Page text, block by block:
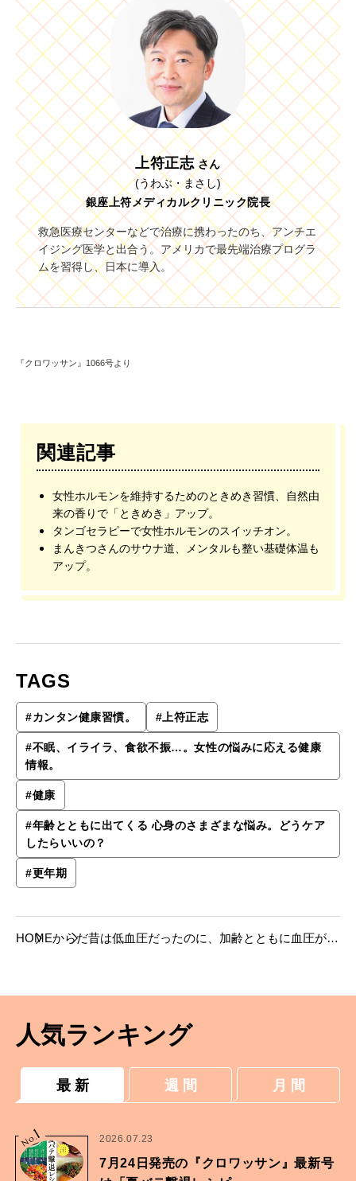
上符正志 さん
(うわぶ・まさし)
銀座上符メディカルクリニック院長
救急医療センターなどで治療に携わったのち、アンチエ
イジング医学と出合う。アメリカで最先端治療プログラ
ムを習得し、日本に導入。
『クロワッサン』1066号より
関連記事
女性ホルモンを維持するためのときめき習慣、自然由
来の香りで「ときめき」アップ。
タンゴセラピーで女性ホルモンのスイッチオン。
まんきつさんのサウナ道、メンタルも整い基礎体温も
アップ。
TAGS
#カンタン健康習慣。 # 上符正志
#不眠、イライラ、食欲不振…。女性の悩みに応える健康
情報。
#健康
#年齢とともに出てくる 心身のさまざまな悩み。どうケア
したらいいの？
#更年期
HOMEからだ昔は低血圧だったのに、加齢とともに血圧が上
人気ランキング
最 新 週 間 月 間
No.
1 2026.07.23
7月24日発売の『クロワッサン』最新号